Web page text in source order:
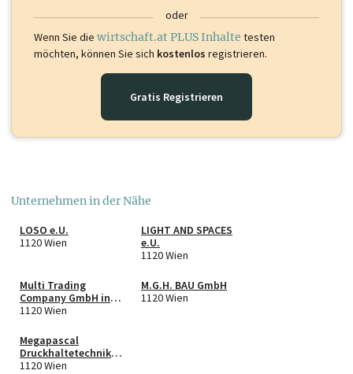
oder
Wenn Sie die wirtschaft.at PLUS Inhalte testen
möchten, können Sie sich kostenlos registrieren.
Gratis Registrieren
Unternehmen in der Nähe
LOSO e.U.
1120 Wien
LIGHT AND SPACES
e.U.
1120 Wien
Multi Trading
Company GmbH in
Liqu.
1120 Wien
M.G.H. BAU GmbH
1120 Wien
Megapascal
Druckhaltetechnik
e.U.
1120 Wien